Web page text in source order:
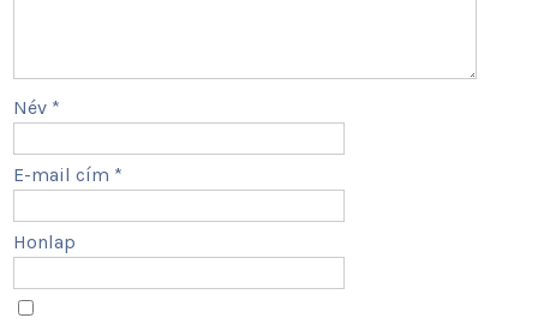
Név *
E-mail cím *
Honlap